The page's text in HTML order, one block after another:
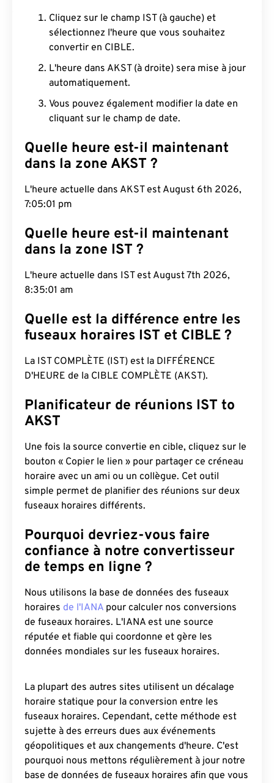
Cliquez sur le champ IST (à gauche) et
sélectionnez l'heure que vous souhaitez
convertir en CIBLE.
L'heure dans AKST (à droite) sera mise à jour
automatiquement.
Vous pouvez également modifier la date en
cliquant sur le champ de date.
Quelle heure est-il maintenant
dans la zone AKST ?
L'heure actuelle dans AKST est August 6th 2026,
7:05:02 pm
Quelle heure est-il maintenant
dans la zone IST ?
L'heure actuelle dans IST est August 7th 2026,
8:35:02 am
Quelle est la différence entre les
fuseaux horaires IST et CIBLE ?
La IST COMPLÈTE (IST) est la DIFFÉRENCE
D'HEURE de la CIBLE COMPLÈTE (AKST).
Planificateur de réunions IST to
AKST
Une fois la source convertie en cible, cliquez sur le
bouton « Copier le lien » pour partager ce créneau
horaire avec un ami ou un collègue. Cet outil
simple permet de planifier des réunions sur deux
fuseaux horaires différents.
Pourquoi devriez-vous faire
confiance à notre convertisseur
de temps en ligne ?
Nous utilisons la base de données des fuseaux
horaires de l'IANA pour calculer nos conversions
de fuseaux horaires. L'IANA est une source
réputée et fiable qui coordonne et gère les
données mondiales sur les fuseaux horaires.
La plupart des autres sites utilisent un décalage
horaire statique pour la conversion entre les
fuseaux horaires. Cependant, cette méthode est
sujette à des erreurs dues aux événements
géopolitiques et aux changements d'heure. C'est
pourquoi nous mettons régulièrement à jour notre
base de données de fuseaux horaires afin que vous